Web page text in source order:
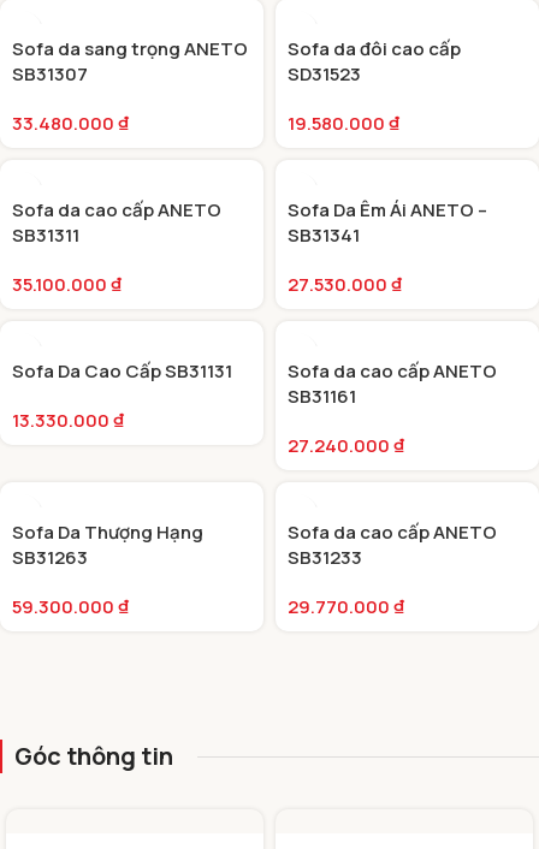
Sofa da sang trọng ANETO
SB31307
33.480.000₫
Sofa da đôi cao cấp
SD31523
19.580.000₫
Sofa da cao cấp ANETO
SB31311
35.100.000₫
Sofa Da Êm Ái ANETO –
SB31341
27.530.000₫
Sofa Da Cao Cấp SB31131
13.330.000₫
Sofa da cao cấp ANETO
SB31161
27.240.000₫
Sofa Da Thượng Hạng
SB31263
59.300.000₫
Sofa da cao cấp ANETO
SB31233
29.770.000₫
Góc thông tin